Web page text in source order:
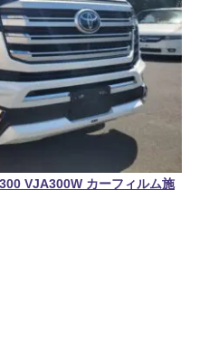
VJA300W カーフィルム施